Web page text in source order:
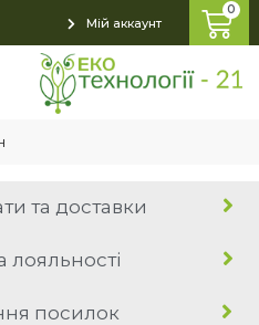
Мій аккаунт
та доставки
посилок